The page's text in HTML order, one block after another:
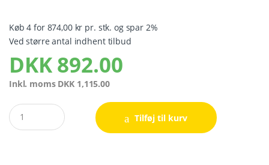
Køb 4 for 874,00 kr pr. stk. og spar 2%
Ved større antal indhent tilbud
DKK892.00
Inkl. moms DKK 1,115.00
Quantity
Tilføj til kurv